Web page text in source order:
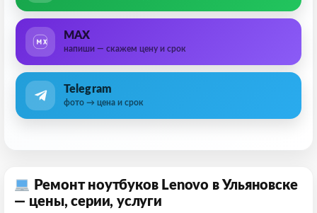
MAX
напиши — скажем цену и срок
Telegram
фото → цена и срок
Ремонт ноутбуков Lenovo в Ульяновске
— цены, серии, услуги